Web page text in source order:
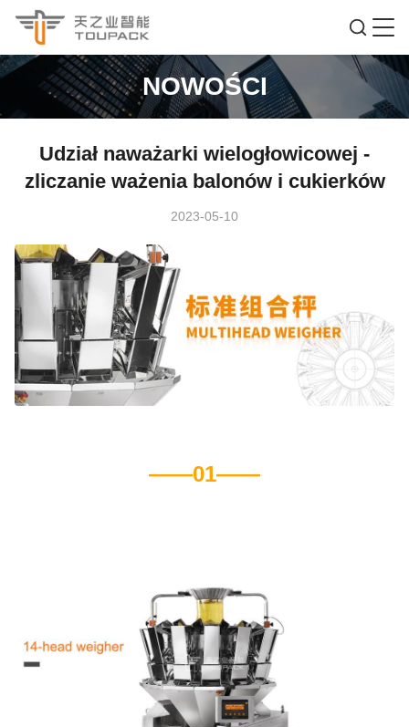
NOWOŚCI
Udział naważarki wielogłowicowej -
zliczanie ważenia balonów i cukierków
2023-05-10
——01——